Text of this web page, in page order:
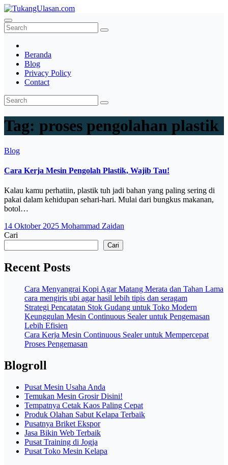
Skip
to
content
TukangUlasan.com
Baca Aja Dulu!
Beranda
Blog
Privacy Policy
Contact
Tag: proses pengolahan plastik
Blog
Cara Kerja Mesin Pengolah Plastik, Wajib Tau!
Kalau kamu perhatiin, plastik tuh jadi bahan yang paling sering di
pakai dalam kehidupan sehari-hari. Mulai dari bungkus makanan,
botol…
14 Oktober 2025 Mohammad Zaidan
Cari
Cari
Recent Posts
Cara Menyangrai Kopi Agar Matang Merata dan Tahan Lama
cara mengiris ubi agar hasil lebih tipis dan seragam
Strategi Pencatatan Stok Gudang untuk Toko Modern
Keunggulan Mesin Continuous Sealer untuk Pengemasan
Lebih Efisien
Cara Kerja Mesin Continuous Sealer untuk Mempercepat
Proses Pengemasan
Blogroll
Pusat Mesin Usaha Anda
Temukan Mesin Grosir Disini!
Tempatnya Cetak Kaos Paling Cepat
Produk Olahan Sabut Kelapa Terbaik
Pusatnya Briket Ekspor
Jasa Bikin Web Terbaik
Pusat Training di Jogja
Pusat Toko Mesin Kelapa